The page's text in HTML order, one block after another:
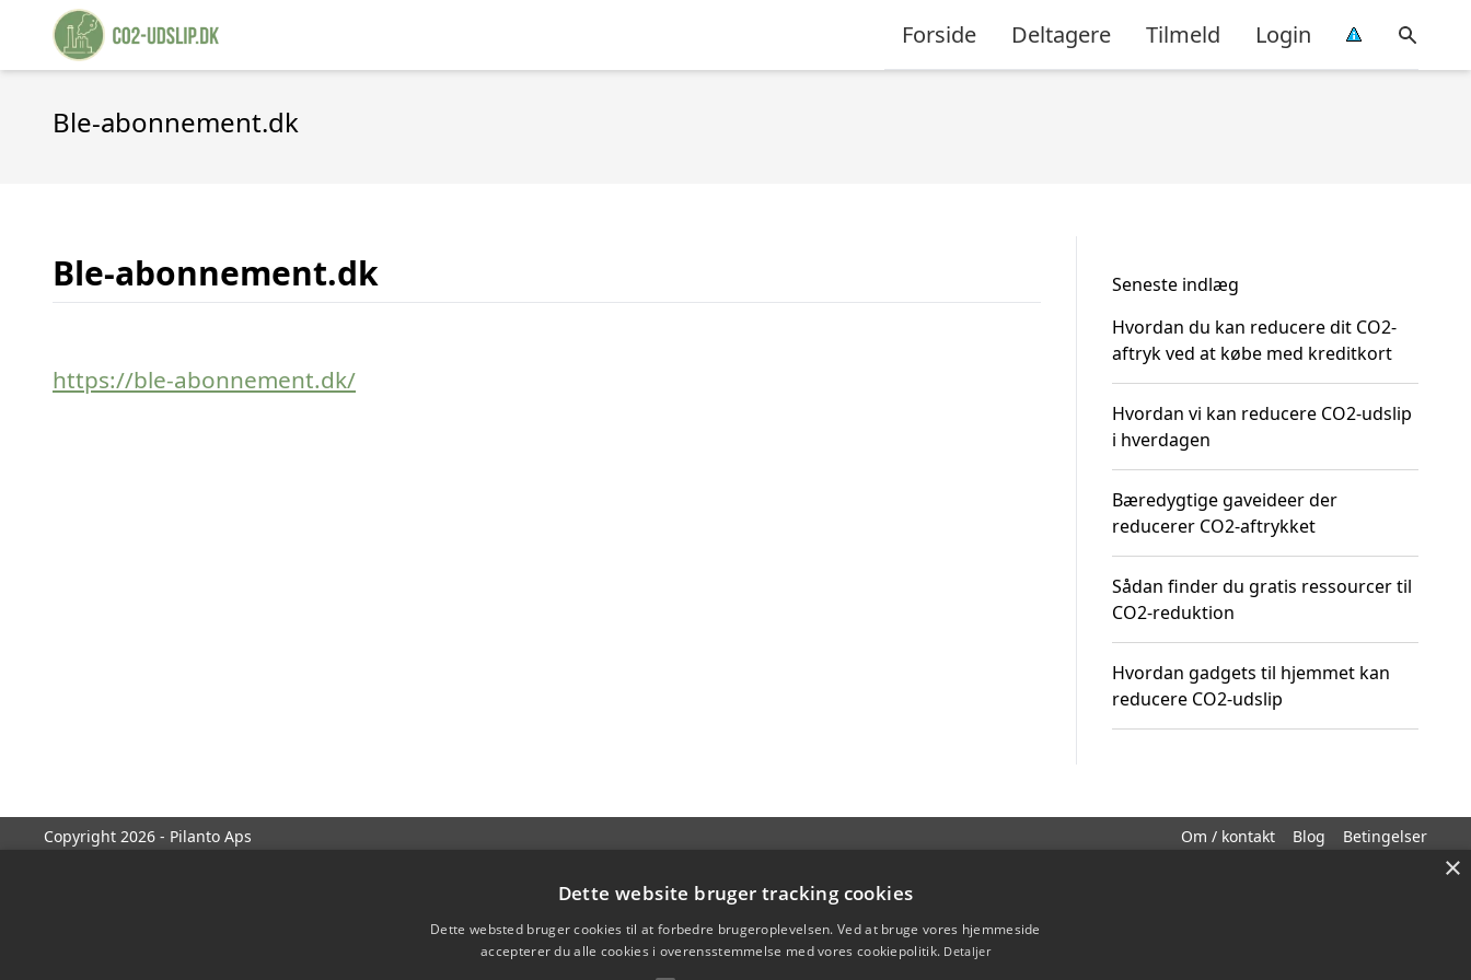
Forside Deltagere Tilmeld Login
Ble-abonnement.dk
Ble-abonnement.dk
https://ble-abonnement.dk/
Seneste indlæg
Hvordan du kan reducere dit CO2-
aftryk ved at købe med kreditkort
Hvordan vi kan reducere CO2-udslip
i hverdagen
Bæredygtige gaveideer der
reducerer CO2-aftrykket
Sådan finder du gratis ressourcer til
CO2-reduktion
Hvordan gadgets til hjemmet kan
reducere CO2-udslip
Copyright 2026 - Pilanto Aps Om / kontakt Blog Betingelser
×
Dette website bruger tracking cookies
Dette websted bruger cookies til at forbedre brugeroplevelsen. Ved at bruge vores hjemmeside
accepterer du alle cookies i overensstemmelse med vores cookiepolitik. Detaljer